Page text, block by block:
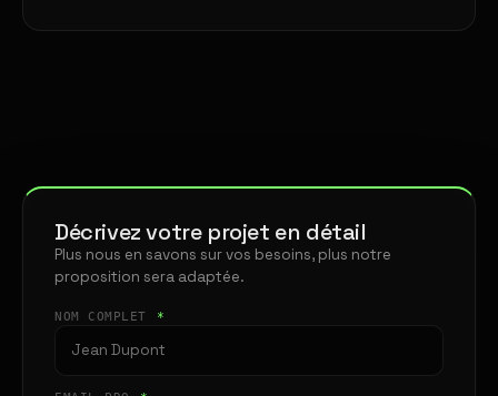
Décrivez votre projet en détail
Plus nous en savons sur vos besoins, plus notre
proposition sera adaptée.
NOM COMPLET *